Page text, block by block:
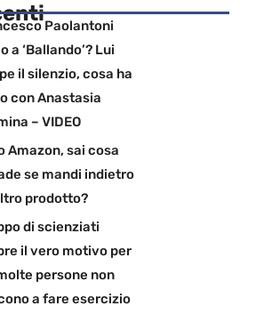
Paolantoni
a ‘Ballando’? Lui
il silenzio, cosa ha
con Anastasia
– VIDEO
Amazon, sai cosa
se mandi indietro
prodotto?
di scienziati
il vero motivo per
persone non
a fare esercizio